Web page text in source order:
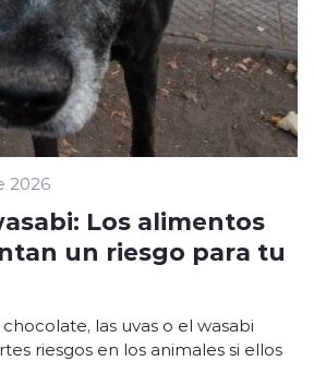
2026
Los alimentos
un riesgo para tu
las uvas o el wasabi
riesgos en los animales si ellos